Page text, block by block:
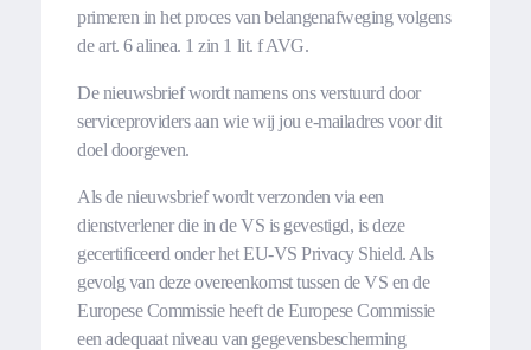
primeren in het proces van belangenafweging volgens
de art. 6 alinea. 1 zin 1 lit. f AVG.
De nieuwsbrief wordt namens ons verstuurd door
serviceproviders aan wie wij jou e-mailadres voor dit
doel doorgeven.
Als de nieuwsbrief wordt verzonden via een
dienstverlener die in de VS is gevestigd, is deze
gecertificeerd onder het EU-VS Privacy Shield. Als
gevolg van deze overeenkomst tussen de VS en de
Europese Commissie heeft de Europese Commissie
een adequaat niveau van gegevensbescherming